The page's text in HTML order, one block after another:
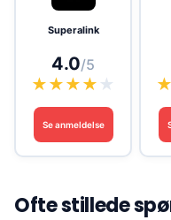
Superalink
4.0/5
★★★★ ★
Se anmeldelse
★
Ofte stillede